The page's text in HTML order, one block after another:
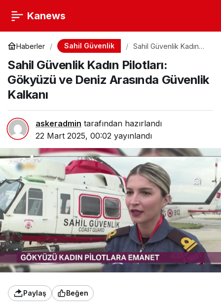
Kanews
Haberler Sahil Güvenlik
Sahil Güvenlik Kadın
Deniz Arasında
Güvenlik Kalkanı
Sahil Güvenlik Kadın Pilotları:
Gökyüzü ve Deniz Arasında Güvenlik
Kalkanı
askeradmin tarafından hazırlandı
22 Mart 2025, 00:02 yayınlandı
Paylaş Beğen